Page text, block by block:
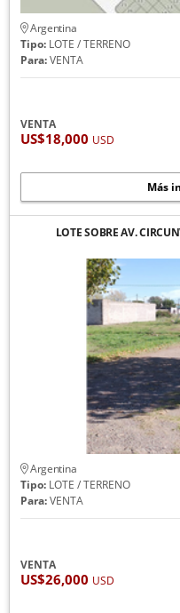
Argentina
Tipo:LOTE / TERRENO
Para:VENTA
VENTA
US$18,000 USD
Más
LOTE SOBRE AV.
Argentina
Tipo:LOTE / TERRENO
Para:VENTA
VENTA
US$26,000 USD